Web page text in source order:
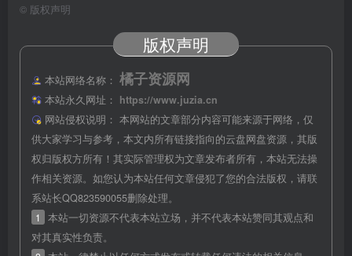
© 版权声明
版权声明
本站网络名称： 橘子资源网
本站永久网址：
https://www.juzia.cn
网站侵权说明： 本网站的文章部分内容可能来源于网络，仅
供大家学习与参考，本文内所有链接指向的云盘网盘资源，其版
权归版权方所有！其实际管理权为文章发布者所有，本站无法操
作相关资源。如您认为本站任何文章侵犯了您的合法版权，请联
系站长QQ823590055删除处理。
1
本站一切资源不代表本站立场，并不代表本站赞同其观点和
对其真实性负责。